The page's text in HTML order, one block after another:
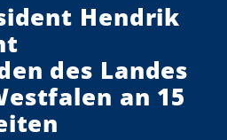
Hendrik
des Landes
an 15